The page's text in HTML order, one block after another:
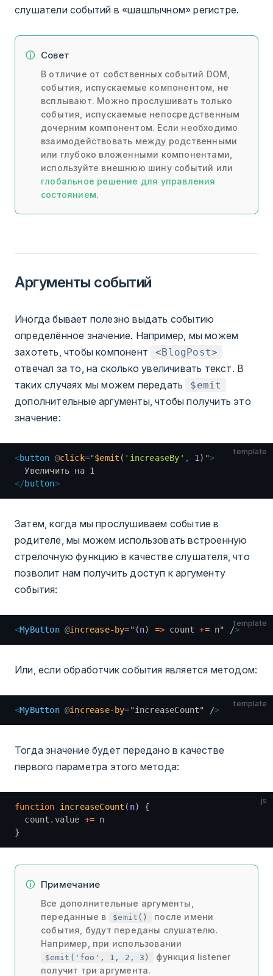
слушатели событий в «шашлычном» регистре.
Совет
В отличие от собственных событий DOM,
события, испускаемые компонентом, не
всплывают. Можно прослушивать только
события, испускаемые непосредственным
дочерним компонентом. Если необходимо
взаимодействовать между родственными
или глубоко вложенными компонентами,
используйте внешнюю шину событий или
глобальное решение для управления
состоянием.
Аргументы событий
Иногда бывает полезно выдать событию
определённое значение. Например, мы можем
захотеть, чтобы компонент
<BlogPost>
отвечал за то, на сколько увеличивать текст. В
таких случаях мы можем передать
$emit
дополнительные аргументы, чтобы получить это
значение:
template
<button @click="$emit ( 'increaseBy' , 1 ) ">
  Увеличить на 1
</button>
Затем, когда мы прослушиваем событие в
родителе, мы можем использовать встроенную
стрелочную функцию в качестве слушателя, что
позволит нам получить доступ к аргументу
события:
template
<MyButton @increase-by=" (n) => count += n" />
Или, если обработчик события является методом:
template
<MyButton @increase-by="increaseCount" />
Тогда значение будет передано в качестве
первого параметра этого метода:
js
function increaseCount ( n) {
  count
. value += n
}
Примечание
Все дополнительные аргументы,
переданные в
$emit()
после имени
события, будут переданы слушателю.
Например, при использовании
$emit('foo', 1, 2, 3)
функция listener
получит три аргумента.